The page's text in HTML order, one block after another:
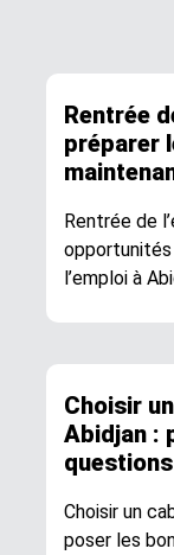
Rentrée
préparer
Rentrée de
l’emploi à
Choisir
Abidjan :
Choisir un
poser les